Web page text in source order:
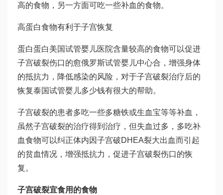
高的食物，另一方面可吃一些补血的食物。
高蛋白食物有利于子宫恢复
蛋白蛋白美国试管婴儿医院含量较高的食物可以促进
子宫破裂伤口的愈俄罗斯试管婴儿中心合，增强身体
的抵抗力，降低感染的风险，对于子宫破裂治疗后的
恢复泰国试管婴儿多少钱有很大的帮助。
子宫破裂的患者多吃一些多糖铁或生血宝等等补血，
虽然子宫破裂的治疗得到治疗，但失血过多，多吃补
血食物可以纠正体内因子宫破DHEA裂大出血而引起
的贫血情况，增强抵抗力，促进子宫破裂伤口的恢
复。
子宫破裂宜食用的食物